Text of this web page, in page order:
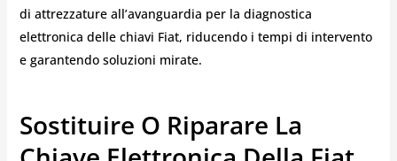
di attrezzature all’avanguardia per la diagnostica
elettronica delle chiavi Fiat, riducendo i tempi di intervento
e garantendo soluzioni mirate.
Sostituire O Riparare La